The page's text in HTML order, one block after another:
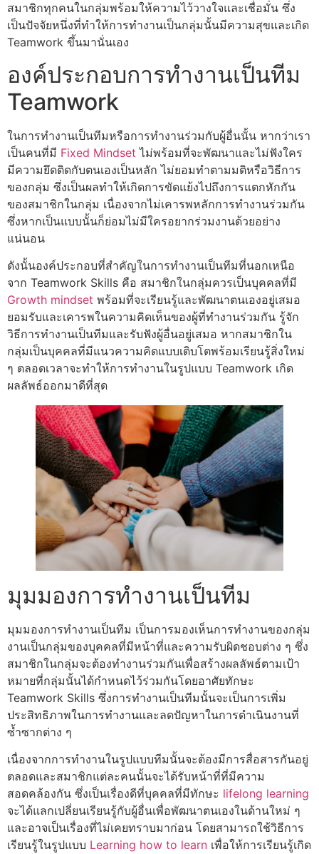
สมาชิกทุกคนในกลุ่มพร้อมให้ความไว้วางใจและเชื่อมั่น ซึ่ง
เป็นปัจจัยหนึ่งที่ทำให้การทำงานเป็นกลุ่มนั้นมีความสุขและเกิด
Teamwork ขึ้นมานั่นเอง
องค์ประกอบการทํางานเป็นทีม
Teamwork
ในการทำงานเป็นทีมหรือการทำงานร่วมกับผู้อื่นนั้น หากว่าเรา
เป็นคนที่มี Fixed Mindset ไม่พร้อมที่จะพัฒนาและไม่ฟังใคร
มีความยึดติดกับตนเองเป็นหลัก ไม่ยอมทำตามมติหรือวิธีการ
ของกลุ่ม ซึ่งเป็นผลทำให้เกิดการขัดแย้งไปถึงการแตกหักกัน
ของสมาชิกในกลุ่ม เนื่องจากไม่เคารพหลักการทำงานร่วมกัน
ซึ่งหากเป็นแบบนั้นก็ย่อมไม่มีใครอยากร่วมงานด้วยอย่าง
แน่นอน
ดังนั้นองค์ประกอบที่สำคัญในการทำงานเป็นทีมที่นอกเหนือ
จาก Teamwork Skills คือ สมาชิกในกลุ่มควรเป็นบุคคลที่มี
Growth mindset พร้อมที่จะเรียนรู้และพัฒนาตนเองอยู่เสมอ
ยอมรับและเคารพในความคิดเห็นของผู้ที่ทำงานร่วมกัน รู้จัก
วิธีการทำงานเป็นทีมและรับฟังผู้อื่นอยู่เสมอ หากสมาชิกใน
กลุ่มเป็นบุคคลที่มีแนวความคิดแบบเติบโตพร้อมเรียนรู้สิ่งใหม่
ๆ ตลอดเวลาจะทำให้การทำงานในรูปแบบ Teamwork เกิด
ผลลัพธ์ออกมาดีที่สุด
มุมมองการทำงานเป็นทีม
มุมมองการทำงานเป็นทีม เป็นการมองเห็นการทำงานของกลุ่ม
งานเป็นกลุ่มของบุคคลที่มีหน้าที่และความรับผิดชอบต่าง ๆ ซึ่ง
สมาชิกในกลุ่มจะต้องทำงานร่วมกันเพื่อสร้างผลลัพธ์ตามเป้า
หมายที่กลุ่มนั้นได้กำหนดไว้ร่วมกันโดยอาศัยทักษะ
Teamwork Skills ซึ่งการทำงานเป็นทีมนั้นจะเป็นการเพิ่ม
ประสิทธิภาพในการทำงานและลดปัญหาในการดำเนินงานที่
ซ้ำซากต่าง ๆ
เนื่องจากการทำงานในรูปแบบทีมนั้นจะต้องมีการสื่อสารกันอยู่
ตลอดและสมาชิกแต่ละคนนั้นจะได้รับหน้าที่ที่มีความ
สอดคล้องกัน ซึ่งเป็นเรื่องดีที่บุคคลที่มีทักษะ lifelong learning
จะได้แลกเปลี่ยนเรียนรู้กับผู้อื่นเพื่อพัฒนาตนเองในด้านใหม่ ๆ
และอาจเป็นเรื่องที่ไม่เคยทราบมาก่อน โดยสามารถใช้วิธีการ
เรียนรู้ในรูปแบบ Learning how to learn เพื่อให้การเรียนรู้เกิด